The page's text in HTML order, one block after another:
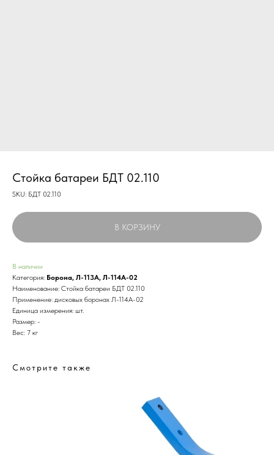
Стойка батареи БДТ 02.110
SKU: БДТ 02.110
В КОРЗИНУ
В наличии
Категория: Борона, Л-113А, Л-114А-02
Наименование: Стойка батареи БДТ 02.110
Применение: дисковых боронах Л-114А-02
Единица измерения: шт.
Размер: -
Вес: 7 кг
Смотрите также